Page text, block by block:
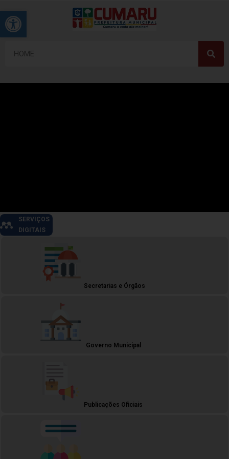
Barra de Ferramentas Aberta
SERVIÇOS
DIGITAIS
Secretarias e Órgãos
Governo Municipal
Publicações Oficiais